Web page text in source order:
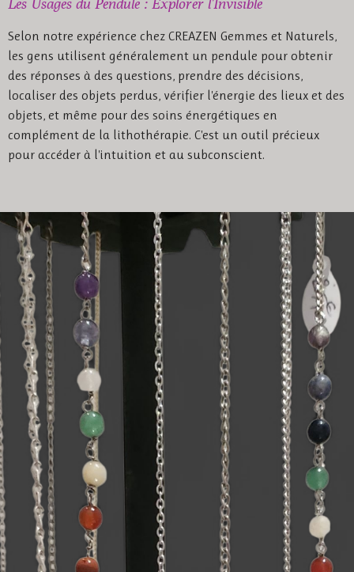
Les Usages du Pendule : Explorer l'Invisible
Selon notre expérience chez CREAZEN Gemmes et Naturels,
les gens utilisent généralement un pendule pour obtenir
des réponses à des questions, prendre des décisions,
localiser des objets perdus, vérifier l'énergie des lieux et des
objets, et même pour des soins énergétiques en
complément de la lithothérapie. C'est un outil précieux
pour accéder à l'intuition et au subconscient.